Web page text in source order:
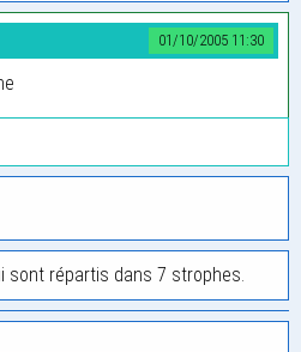
01/10/2005 11:30
sont répartis dans 7 strophes.